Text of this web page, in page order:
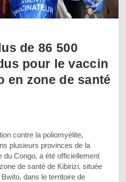
de 86 500
pour le vaccin
en zone de santé
contre la poliomyélite,
plusieurs provinces de la
du Congo, a été officiellement
de santé de Kibirizi, située
dans le territoire de